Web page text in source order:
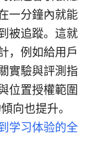
一分鐘內就能
被追蹤。這就
，例如給用戶
實驗與評測指
位置授權範圍
向也提升。
学习体验的全